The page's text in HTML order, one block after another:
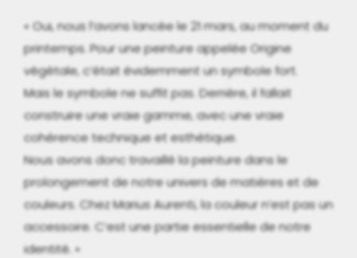
« Oui, nous l’avons lancée le 21 mars, au moment du
printemps. Pour une peinture appelée Origine
végétale, c’était évidemment un symbole fort.
Mais le symbole ne suffit pas. Derrière, il fallait
construire une vraie gamme, avec une vraie
cohérence technique et esthétique.
Nous avons donc travaillé la peinture dans le
prolongement de notre univers de matières et de
couleurs. Chez Marius Aurenti, la couleur n’est pas un
accessoire. C’est une partie essentielle de notre
identité. »